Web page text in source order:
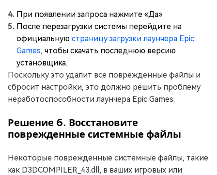
При появлении запроса нажмите «Да».
После перезагрузки системы перейдите на
официальную страницу загрузки лаунчера Epic
Games, чтобы скачать последнюю версию
установщика.
Поскольку это удалит все поврежденные файлы и
сбросит настройки, это должно решить проблему
неработоспособности лаунчера Epic Games.
Решение 6. Восстановите
поврежденные системные файлы
Некоторые поврежденные системные файлы, такие
как D3DCOMPILER_43.dll, в ваших игровых или